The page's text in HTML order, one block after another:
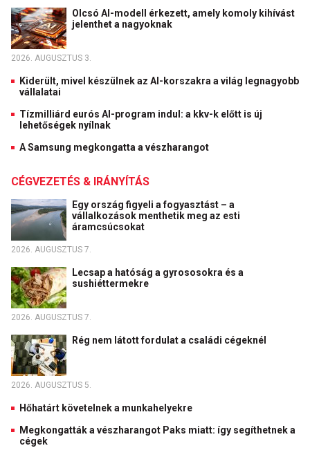
Olcsó AI-modell érkezett, amely komoly kihívást
jelenthet a nagyoknak
2026. AUGUSZTUS 3.
Kiderült, mivel készülnek az AI-korszakra a világ legnagyobb
vállalatai
Tízmilliárd eurós AI-program indul: a kkv-k előtt is új
lehetőségek nyílnak
A Samsung megkongatta a vészharangot
CÉGVEZETÉS & IRÁNYÍTÁS
Egy ország figyeli a fogyasztást – a
vállalkozások menthetik meg az esti
áramcsúcsokat
2026. AUGUSZTUS 7.
Lecsap a hatóság a gyrososokra és a
sushiéttermekre
2026. AUGUSZTUS 7.
Rég nem látott fordulat a családi cégeknél
2026. AUGUSZTUS 5.
Hőhatárt követelnek a munkahelyekre
Megkongatták a vészharangot Paks miatt: így segíthetnek a
cégek